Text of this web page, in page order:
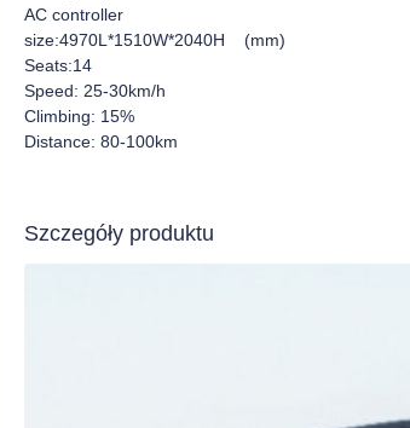
AC controller
size:4970L*1510W*2040H (mm)
Seats:14
Speed: 25-30km/h
Climbing: 15%
Distance: 80-100km
Szczegóły produktu